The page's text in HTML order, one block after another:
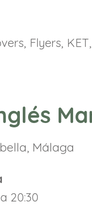
Flyers,
Málaga
20:30